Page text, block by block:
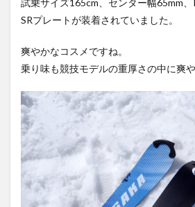
試乗サイズ165cm、センター幅65mm、
SRプレートが装着されていました。
爽やかなコスメですね。
乗り味も競技モデルの重厚さの中に爽